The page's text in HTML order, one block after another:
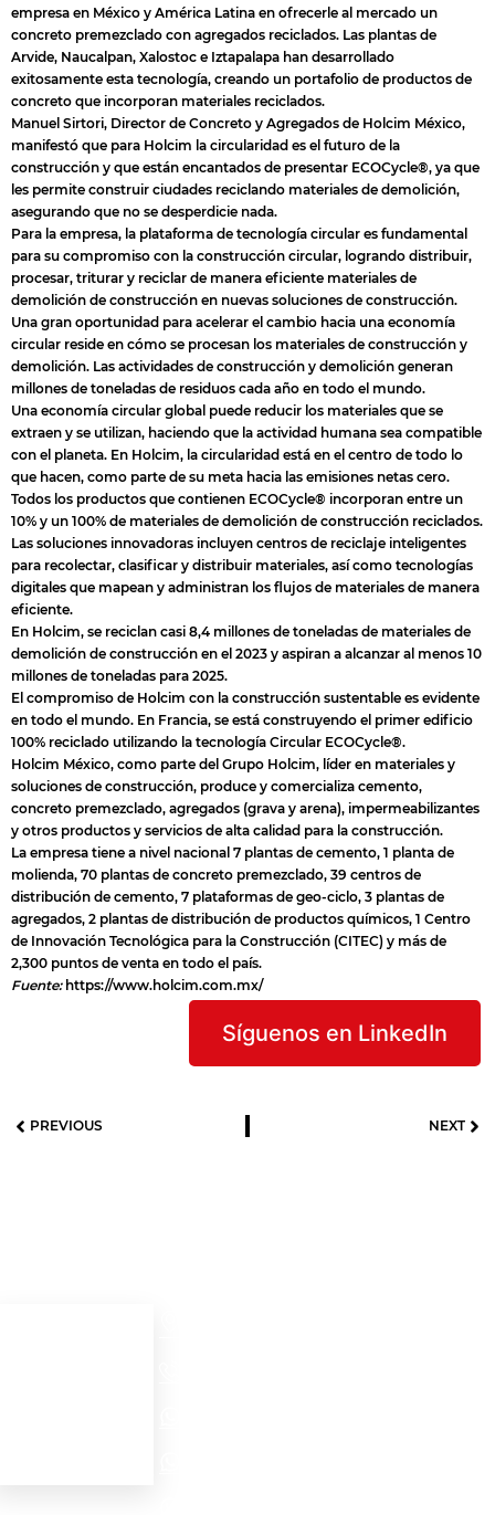
empresa en México y América Latina en ofrecerle al mercado un
concreto premezclado con agregados reciclados. Las plantas de
Arvide, Naucalpan, Xalostoc e Iztapalapa han desarrollado
exitosamente esta tecnología, creando un portafolio de productos de
concreto que incorporan materiales reciclados.
Manuel Sirtori, Director de Concreto y Agregados de Holcim México,
manifestó que para Holcim la circularidad es el futuro de la
construcción y que están encantados de presentar ECOCycle®, ya que
les permite construir ciudades reciclando materiales de demolición,
asegurando que no se desperdicie nada.
Para la empresa, la plataforma de tecnología circular es fundamental
para su compromiso con la construcción circular, logrando distribuir,
procesar, triturar y reciclar de manera eficiente materiales de
demolición de construcción en nuevas soluciones de construcción.
Una gran oportunidad para acelerar el cambio hacia una economía
circular reside en cómo se procesan los materiales de construcción y
demolición. Las actividades de construcción y demolición generan
millones de toneladas de residuos cada año en todo el mundo.
Una economía circular global puede reducir los materiales que se
extraen y se utilizan, haciendo que la actividad humana sea compatible
con el planeta. En Holcim, la circularidad está en el centro de todo lo
que hacen, como parte de su meta hacia las emisiones netas cero.
Todos los productos que contienen ECOCycle® incorporan entre un
10% y un 100% de materiales de demolición de construcción reciclados.
Las soluciones innovadoras incluyen centros de reciclaje inteligentes
para recolectar, clasificar y distribuir materiales, así como tecnologías
digitales que mapean y administran los flujos de materiales de manera
eficiente.
En Holcim, se reciclan casi 8,4 millones de toneladas de materiales de
demolición de construcción en el 2023 y aspiran a alcanzar al menos 10
millones de toneladas para 2025.
El compromiso de Holcim con la construcción sustentable es evidente
en todo el mundo. En Francia, se está construyendo el primer edificio
100% reciclado utilizando la tecnología Circular ECOCycle®.
Holcim México, como parte del Grupo Holcim, líder en materiales y
soluciones de construcción, produce y comercializa cemento,
concreto premezclado, agregados (grava y arena), impermeabilizantes
y otros productos y servicios de alta calidad para la construcción.
La empresa tiene a nivel nacional 7 plantas de cemento, 1 planta de
molienda, 70 plantas de concreto premezclado, 39 centros de
distribución de cemento, 7 plataformas de geo-ciclo, 3 plantas de
agregados, 2 plantas de distribución de productos químicos, 1 Centro
de Innovación Tecnológica para la Construcción (CITEC) y más de
2,300 puntos de venta en todo el país.
Fuente: https://www.holcim.com.mx/
Síguenos en LinkedIn
PREVIOUS NEXT